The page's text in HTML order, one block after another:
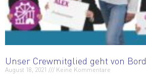
Unser Crewmitglied geht von Bord
August 18, 2021 Keine Kommentare